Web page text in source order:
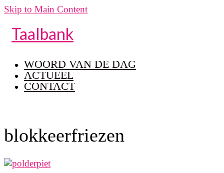
Skip to Main Content
Taalbank
WOORD VAN DE DAG
ACTUEEL
CONTACT
blokkeerfriezen